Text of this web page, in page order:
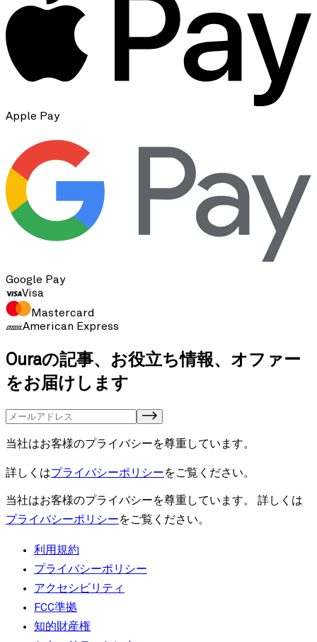
Apple Pay
Google Pay
Visa
Mastercard
American Express
Ouraの記事、お役立ち情報、オファー
をお届けします
当社はお客様のプライバシーを尊重しています。
詳しくはプライバシーポリシーをご覧ください。
当社はお客様のプライバシーを尊重しています。
詳しくは
プライバシーポリシーをご覧ください。
利用規約
プライバシーポリシー
アクセシビリティ
FCC準拠
知的財産権